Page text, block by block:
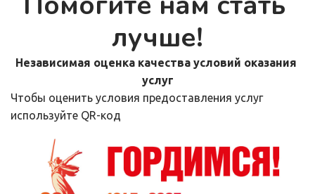
лучше!
Независимая оценка качества условий оказания
услуг
Чтобы оценить условия предоставления услуг
используйте QR-код